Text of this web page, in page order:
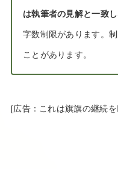
は執筆者の見解と一致
字数制限があります。
ことがあります。
[広告：これは旗旗の継続